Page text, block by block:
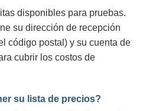
disponibles para pruebas.
su dirección de recepción
código postal) y su cuenta de
cubrir los costos de
su lista de precios?